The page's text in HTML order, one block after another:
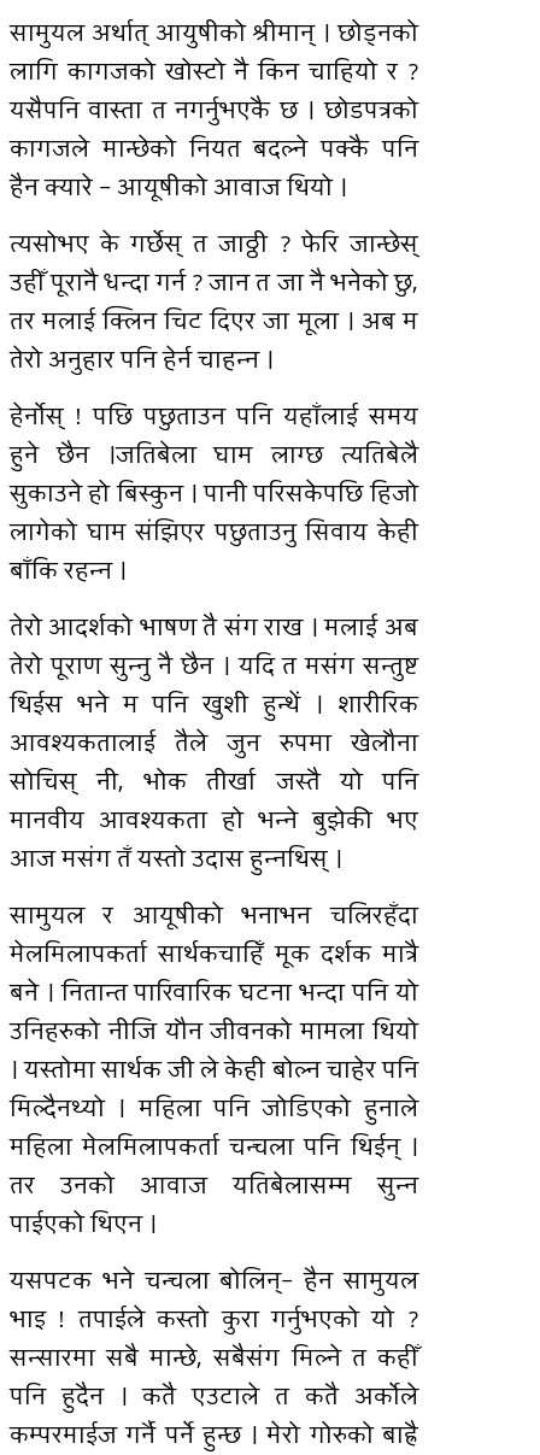
सामुयल अर्थात् आयुषीको श्रीमान् । छोड्नको
लागि कागजको खोस्टो नै किन चाहियो र ?
यसैपनि वास्ता त नगर्नुभएकै छ । छोडपत्रको
कागजले मान्छेको नियत बदल्ने पक्कै पनि
हैन क्यारे – आयूषीको आवाज थियो ।
त्यसोभए के गर्छेस् त जाठ्ठी ? फेरि जान्छेस्
उहीँ पूरानै धन्दा गर्न ? जान त जा नै भनेको छु,
तर मलाई क्लिन चिट दिएर जा मूला । अब म
तेरो अनुहार पनि हेर्न चाहन्न ।
हेर्नाेस् ! पछि पछुताउन पनि यहाँलाई समय
हुने छैन ।जतिबेला घाम लाग्छ त्यतिबेलै
सुकाउने हो बिस्कुन । पानी परिसकेपछि हिजो
लागेको घाम संझिएर पछुताउनु सिवाय केही
बाँकि रहन्न ।
तेरो आदर्शको भाषण तै संग राख । मलाई अब
तेरो पूराण सुन्नु नै छैन । यदि त मसंग सन्तुष्ट
थिईस भने म पनि खुशी हुन्थें । शारीरिक
आवश्यकतालाई तैले जुन रुपमा खेलौना
सोचिस् नी, भोक तीर्खा जस्तै यो पनि
मानवीय आवश्यकता हो भन्ने बुझेकी भए
आज मसंग तँ यस्तो उदास हुन्नथिस् ।
सामुयल र आयूषीको भनाभन चलिरहँदा
मेलमिलापकर्ता सार्थकचाहिँ मूक दर्शक मात्रै
बने । नितान्त पारिवारिक घटना भन्दा पनि यो
उनिहरुको नीजि यौन जीवनको मामला थियो
। यस्तोमा सार्थक जी ले केही बोल्न चाहेर पनि
मिल्दैनथ्यो । महिला पनि जोडिएको हुनाले
महिला मेलमिलापकर्ता चन्चला पनि थिईन् ।
तर उनको आवाज यतिबेलासम्म सुन्न
पाईएको थिएन ।
यसपटक भने चन्चला बोलिन्– हैन सामुयल
भाइ ! तपाईले कस्तो कुरा गर्नुभएको यो ?
सन्सारमा सबै मान्छे, सबैसंग मिल्ने त कहीँ
पनि हुदैन । कतै एउटाले त कतै अर्काेले
कम्परमाईज गर्नै पर्ने हुन्छ । मेरो गोरुको बाह्रै